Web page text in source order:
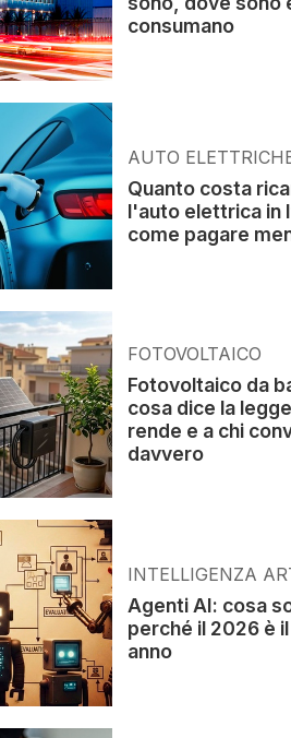
consumano
AUTO
Quanto costa
l'auto elettrica in
come pagare
FOTOVOLTAICO
Fotovoltaico da
cosa dice la
rende e a chi
davvero
INTELLIGENZA
Agenti AI: cosa
perché il 2026 è
anno